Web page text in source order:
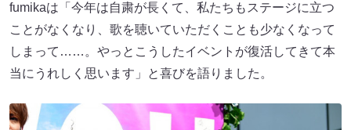
fumikaは「今年は自粛が長くて、私たちもステージに立つ
ことがなくなり、歌を聴いていただくことも少なくなって
しまって……。やっとこうしたイベントが復活してきて本
当にうれしく思います」と喜びを語りました。